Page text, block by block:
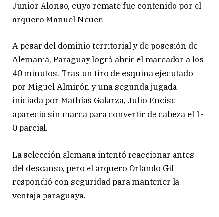
Junior Alonso, cuyo remate fue contenido por el
arquero Manuel Neuer.
A pesar del dominio territorial y de posesión de
Alemania, Paraguay logró abrir el marcador a los
40 minutos. Tras un tiro de esquina ejecutado
por Miguel Almirón y una segunda jugada
iniciada por Mathías Galarza, Julio Enciso
apareció sin marca para convertir de cabeza el 1-
0 parcial.
La selección alemana intentó reaccionar antes
del descanso, pero el arquero Orlando Gil
respondió con seguridad para mantener la
ventaja paraguaya.